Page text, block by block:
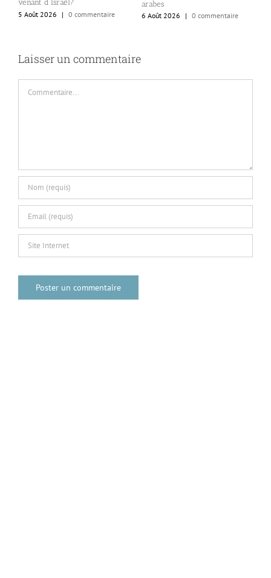
venant d’Israël?
5 Août 2026
| 0 commentaire
arabes
6 Août 2026
| 0 commentaire
Laisser un commentaire